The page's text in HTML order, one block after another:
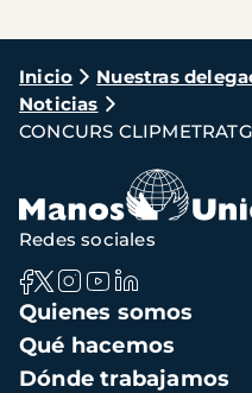
Ruta
de
navegación
Inicio Nuestras
Noticias
CONCURS
Navegación
principal
Quienes somos
Qué hacemos
Dónde trabajamos
Redes sociales